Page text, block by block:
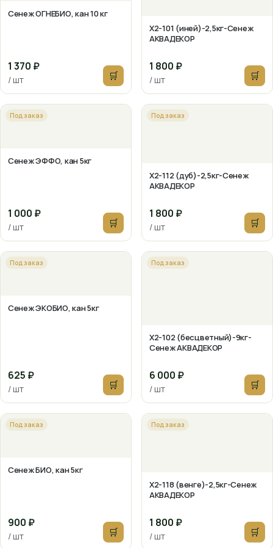
Сенеж ОГНЕБИО, кан 10 кг
1 370 ₽
/ шт 🛒
X2-101 (иней)-2,5кг-Сенеж
АКВАДЕКОР
1 800 ₽
/ шт 🛒
Под заказ
Сенеж ЭФФО, кан 5кг
1 000 ₽
/ шт 🛒
Под заказ
X2-112 (дуб)-2,5кг-Сенеж
АКВАДЕКОР
1 800 ₽
/ шт 🛒
Под заказ
Сенеж ЭКОБИО, кан 5кг
625 ₽
/ шт 🛒
Под заказ
X2-102 (бесцветный)-9кг-
Сенеж АКВАДЕКОР
6 000 ₽
/ шт 🛒
Под заказ
Сенеж БИО, кан 5кг
900 ₽
/ шт 🛒
Под заказ
X2-118 (венге)-2,5кг-Сенеж
АКВАДЕКОР
1 800 ₽
/ шт 🛒